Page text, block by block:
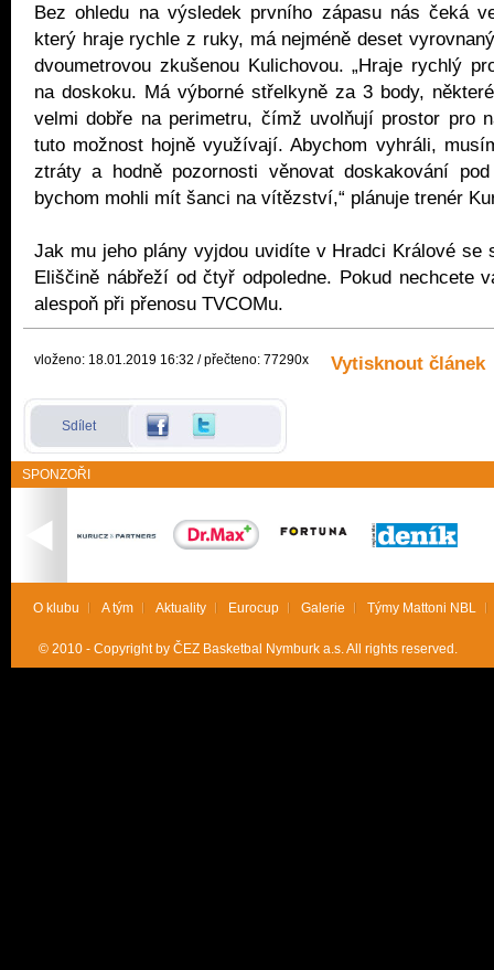
Bez ohledu na výsledek prvního zápasu nás čeká
který hraje rychle z ruky, má nejméně deset
dvoumetrovou zkušenou Kulichovou. „Hraje rychlý
na doskoku. Má výborné střelkyně za 3 body,
velmi dobře na perimetru, čímž uvolňují prostor pro
tuto možnost hojně využívají. Abychom vyhráli,
ztráty a hodně pozornosti věnovat doskakování
bychom mohli mít šanci na vítězství,“ plánuje trenér
Jak mu jeho plány vyjdou uvidíte v Hradci Králové se
Eliščině nábřeží od čtyř odpoledne. Pokud nechcete
alespoň při přenosu TVCOMu.
vloženo: 18.01.2019 16:32 / přečteno: 77290x Vytisknout článek
Sdílet
SPONZOŘI
O klubu A tým Aktuality Eurocup Galerie Týmy Mattoni NBL
© 2010 - Copyright by ČEZ Basketbal Nymburk a.s. All rights reserved.